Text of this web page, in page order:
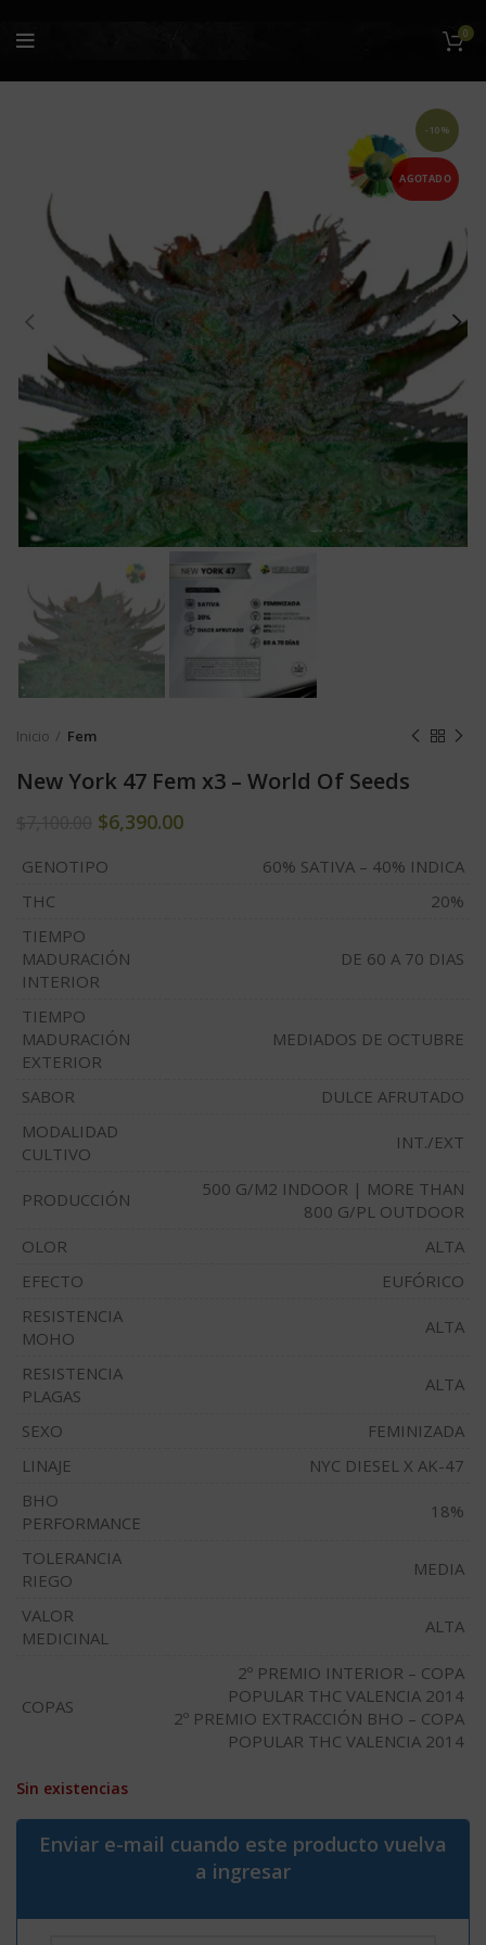
0
-10%
AGOTADO
Inicio Fem
New York 47 Fem x3 – World Of Seeds
$6,390.00
GENOTIPO
60% SATIVA – 40% INDICA
THC
20%
TIEMPO
MADURACIÓN
INTERIOR
DE 60 A 70 DIAS
TIEMPO
MADURACIÓN
EXTERIOR
MEDIADOS DE OCTUBRE
SABOR
DULCE AFRUTADO
MODALIDAD
CULTIVO
INT./EXT
PRODUCCIÓN
500 G/M2 INDOOR | MORE THAN
800 G/PL OUTDOOR
OLOR
ALTA
EFECTO
EUFÓRICO
RESISTENCIA
MOHO
ALTA
RESISTENCIA
PLAGAS
ALTA
SEXO
FEMINIZADA
LINAJE
NYC DIESEL X AK-47
BHO
PERFORMANCE
18%
TOLERANCIA
RIEGO
MEDIA
VALOR
MEDICINAL
ALTA
COPAS
2º PREMIO INTERIOR – COPA
POPULAR THC VALENCIA 2014
2º PREMIO EXTRACCIÓN BHO – COPA
POPULAR THC VALENCIA 2014
Sin existencias
Enviar e-mail cuando este producto vuelva
a ingresar